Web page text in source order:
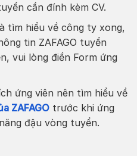
cần đính kèm CV.
tìm hiểu về công ty xong,
tin ZAFAGO tuyển
vui lòng điền Form ứng
ứng viên nên tìm hiểu về
ZAFAGOtrước khi ứng
đậu vòng tuyển.